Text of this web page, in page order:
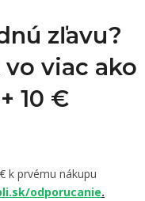
zľavu?
viac ako
10 €
k prvému nákupu
odporucanie.